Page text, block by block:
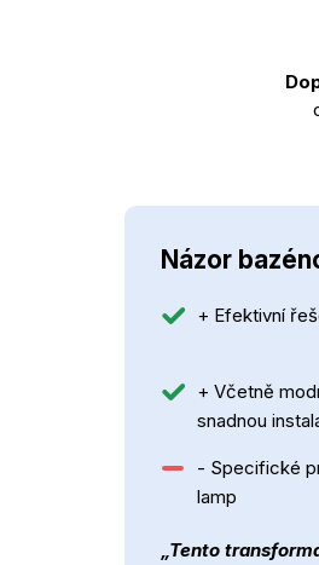
Názor
+ Efektivní
+ Včetně
snadnou
- Specifické
lamp
„Tento